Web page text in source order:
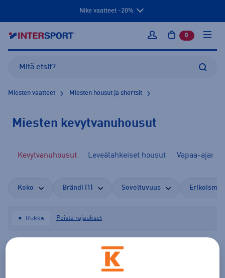
Nike vaatteet -20%
Kirjaudu sisään
0 tuotetta
Miesten vaatteet Miesten housut ja shortsit
Miesten kevytvanuhousut
Kevytvanuhousut Leveälahkeiset housut Vapaa-ajan
Koko Brändi (1) Soveltuvuus
✖ Rukka Poista rajaukset